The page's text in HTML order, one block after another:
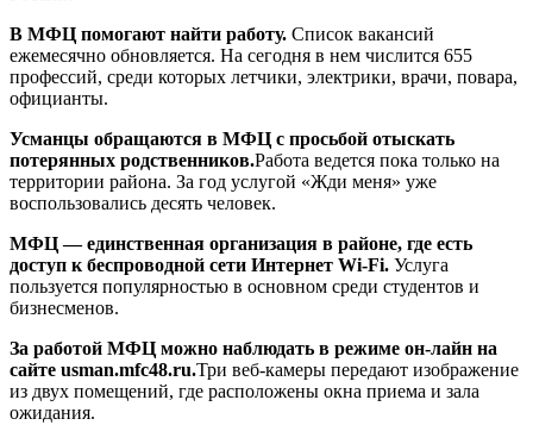
В МФЦ помогают найти работу. Список вакансий
ежемесячно обновляется. На сегодня в нем числится 655
профессий, среди которых летчики, электрики, врачи, повара,
официанты.
Усманцы обращаются в МФЦ с просьбой отыскать
потерянных родственников.Работа ведется пока только на
территории района. За год услугой «Жди меня» уже
воспользовались десять человек.
МФЦ — единственная организация в районе, где есть
доступ к беспроводной сети Интернет Wi-Fi. Услуга
пользуется популярностью в основном среди студентов и
бизнесменов.
За работой МФЦ можно наблюдать в режиме он-лайн на
сайте usman.mfc48.ru.Три веб-камеры передают изображение
из двух помещений, где расположены окна приема и зала
ожидания.